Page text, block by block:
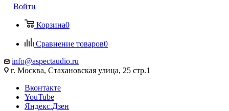
Войти
Корзина0
Сравнение товаров0
info@aspectaudio.ru
г. Москва, Стахановская улица, 25 стр.1
Вконтакте
YouTube
Яндекс.Дзен